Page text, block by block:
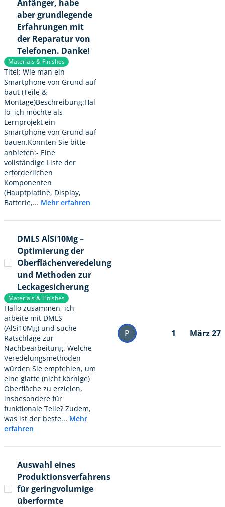
Anfänger, habe
aber grundlegende
Erfahrungen mit
der Reparatur von
Telefonen. Danke!
Materials & Finishes
Titel: Wie man ein
Smartphone von Grund auf
baut (Teile &
Montage)Beschreibung:Hal
lo, ich möchte als
Lernprojekt ein
Smartphone von Grund auf
bauen.Könnten Sie bitte
anbieten:- Eine
vollständige Liste der
erforderlichen
Komponenten
(Hauptplatine, Display,
Batterie,... Mehr erfahren
DMLS AlSi10Mg –
Optimierung der
Oberflächenveredelung
und Methoden zur
Leckagesicherung
Materials & Finishes
Hallo zusammen, ich
arbeite mit DMLS
(AlSi10Mg) und suche
Ratschläge zur
Nachbearbeitung. Welche
Veredelungsmethoden
würden Sie empfehlen, um
eine glatte (nicht körnige)
Oberfläche zu erzielen,
insbesondere für
funktionale Teile? Zudem,
was ist der beste... Mehr
erfahren
P 1 März 27
Auswahl eines
Produktionsverfahrens
für geringvolumige
überformte